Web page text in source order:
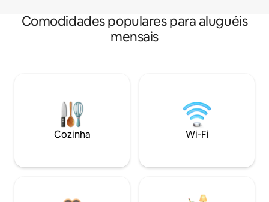
Comodidades populares para aluguéis
mensais
Cozinha Wi-Fi